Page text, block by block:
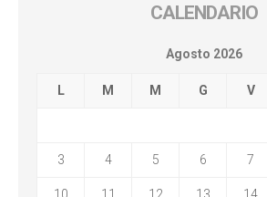
CALENDARIO
Agosto 2026
L M M G V
3 4 5 6 7
10 11 12 13 14